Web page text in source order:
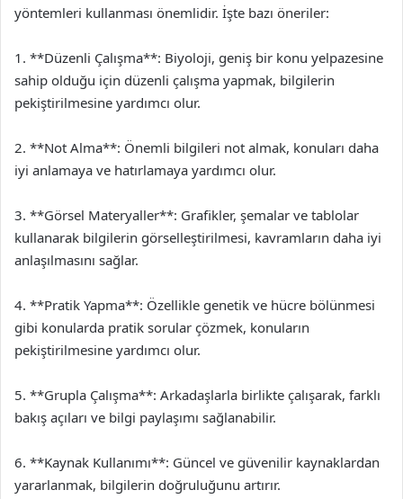
yöntemleri kullanması önemlidir. İşte bazı öneriler:
1. **Düzenli Çalışma**: Biyoloji, geniş bir konu yelpazesine
sahip olduğu için düzenli çalışma yapmak, bilgilerin
pekiştirilmesine yardımcı olur.
2. **Not Alma**: Önemli bilgileri not almak, konuları daha
iyi anlamaya ve hatırlamaya yardımcı olur.
3. **Görsel Materyaller**: Grafikler, şemalar ve tablolar
kullanarak bilgilerin görselleştirilmesi, kavramların daha iyi
anlaşılmasını sağlar.
4. **Pratik Yapma**: Özellikle genetik ve hücre bölünmesi
gibi konularda pratik sorular çözmek, konuların
pekiştirilmesine yardımcı olur.
5. **Grupla Çalışma**: Arkadaşlarla birlikte çalışarak, farklı
bakış açıları ve bilgi paylaşımı sağlanabilir.
6. **Kaynak Kullanımı**: Güncel ve güvenilir kaynaklardan
yararlanmak, bilgilerin doğruluğunu artırır.